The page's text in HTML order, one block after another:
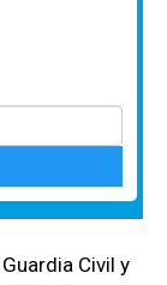
Civil y